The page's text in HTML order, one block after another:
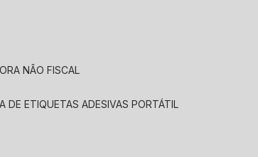
NÃO FISCAL
DE ETIQUETAS ADESIVAS PORTÁTIL